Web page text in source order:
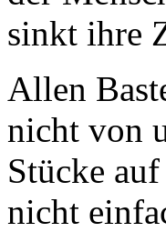
sinkt ihre
Allen
nicht von
Stücke
nicht